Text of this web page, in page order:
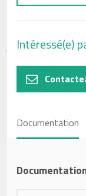
Intéressé(e)
Documentation